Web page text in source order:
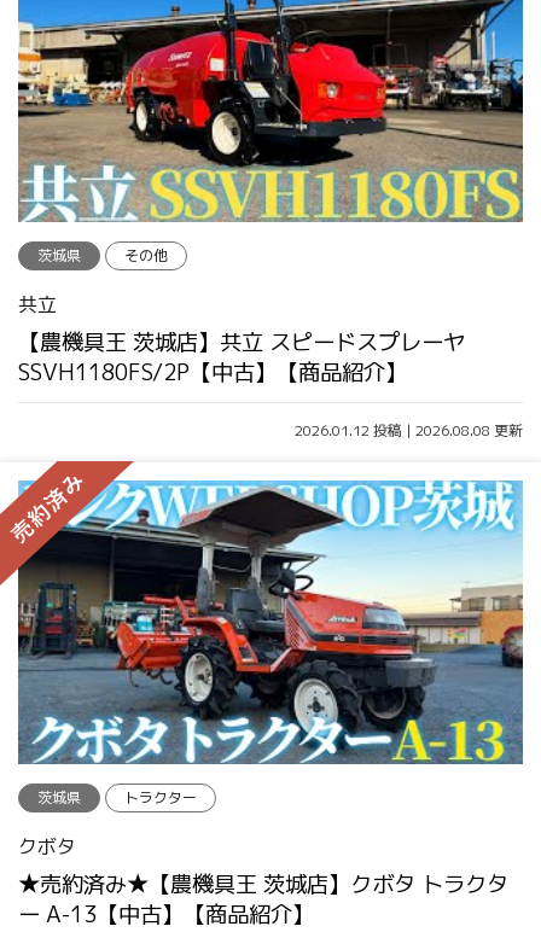
茨城県 その他
共立
【農機具王 茨城店】共立 スピードスプレーヤ
SSVH1180FS/2P【中古】【商品紹介】
2026.01.12 投稿 | 2026.08.08 更新
茨城県 トラクター
クボタ
★売約済み★【農機具王 茨城店】クボタ トラクタ
ー A-13【中古】【商品紹介】